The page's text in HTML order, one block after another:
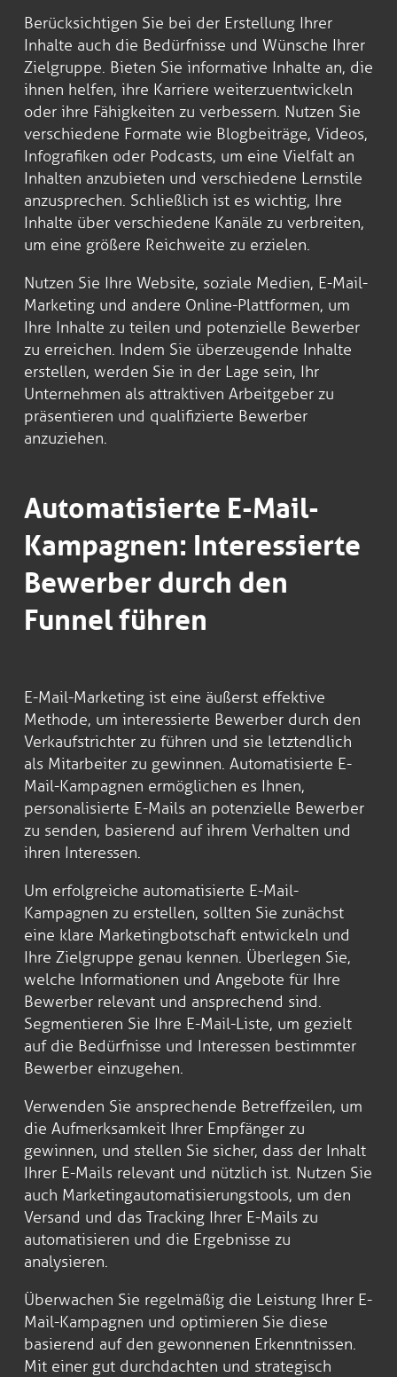
Berücksichtigen Sie bei der Erstellung Ihrer
Inhalte auch die Bedürfnisse und Wünsche Ihrer
Zielgruppe. Bieten Sie informative Inhalte an, die
ihnen helfen, ihre Karriere weiterzuentwickeln
oder ihre Fähigkeiten zu verbessern. Nutzen Sie
verschiedene Formate wie Blogbeiträge, Videos,
Infografiken oder Podcasts, um eine Vielfalt an
Inhalten anzubieten und verschiedene Lernstile
anzusprechen. Schließlich ist es wichtig, Ihre
Inhalte über verschiedene Kanäle zu verbreiten,
um eine größere Reichweite zu erzielen.
Nutzen Sie Ihre Website, soziale Medien, E-Mail-
Marketing und andere Online-Plattformen, um
Ihre Inhalte zu teilen und potenzielle Bewerber
zu erreichen. Indem Sie überzeugende Inhalte
erstellen, werden Sie in der Lage sein, Ihr
Unternehmen als attraktiven Arbeitgeber zu
präsentieren und qualifizierte Bewerber
anzuziehen.
Automatisierte E-Mail-
Kampagnen: Interessierte
Bewerber durch den
Funnel führen
E-Mail-Marketing ist eine äußerst effektive
Methode, um interessierte Bewerber durch den
Verkaufstrichter zu führen und sie letztendlich
als Mitarbeiter zu gewinnen. Automatisierte E-
Mail-Kampagnen ermöglichen es Ihnen,
personalisierte E-Mails an potenzielle Bewerber
zu senden, basierend auf ihrem Verhalten und
ihren Interessen.
Um erfolgreiche automatisierte E-Mail-
Kampagnen zu erstellen, sollten Sie zunächst
eine klare Marketingbotschaft entwickeln und
Ihre Zielgruppe genau kennen. Überlegen Sie,
welche Informationen und Angebote für Ihre
Bewerber relevant und ansprechend sind.
Segmentieren Sie Ihre E-Mail-Liste, um gezielt
auf die Bedürfnisse und Interessen bestimmter
Bewerber einzugehen.
Verwenden Sie ansprechende Betreffzeilen, um
die Aufmerksamkeit Ihrer Empfänger zu
gewinnen, und stellen Sie sicher, dass der Inhalt
Ihrer E-Mails relevant und nützlich ist. Nutzen Sie
auch Marketingautomatisierungstools, um den
Versand und das Tracking Ihrer E-Mails zu
automatisieren und die Ergebnisse zu
analysieren.
Überwachen Sie regelmäßig die Leistung Ihrer E-
Mail-Kampagnen und optimieren Sie diese
basierend auf den gewonnenen Erkenntnissen.
Mit einer gut durchdachten und strategisch